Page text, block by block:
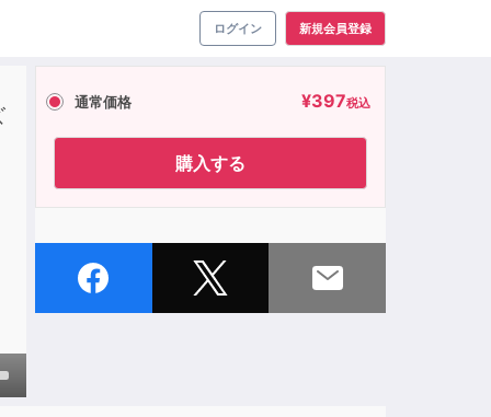
ログイン 新規会員登録
通常価格 ¥397税込
購入する